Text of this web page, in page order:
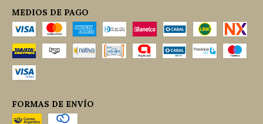
MEDIOS DE PAGO
FORMAS DE ENVÍO